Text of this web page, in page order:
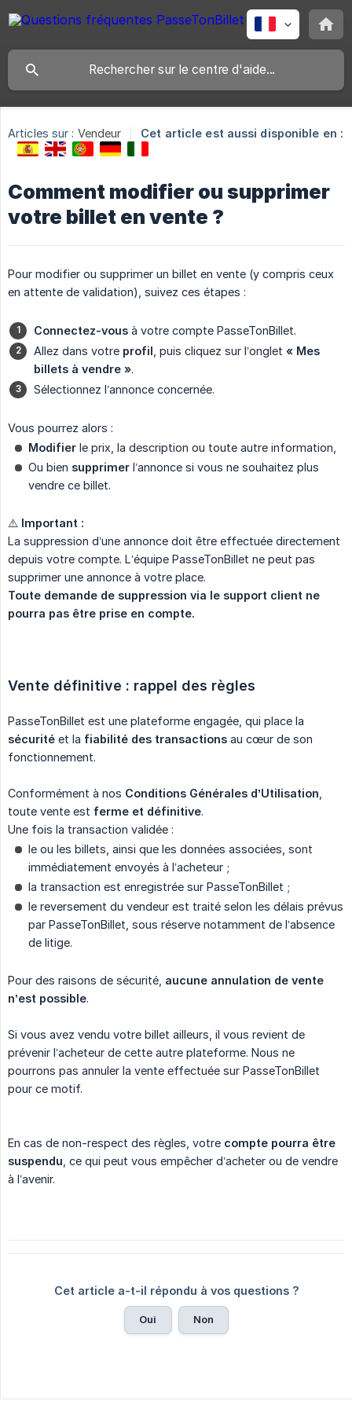
Articles sur : Vendeur Cet article est aussi disponible en :
Comment modifier ou supprimer
votre billet en vente ?
Pour modifier ou supprimer un billet en vente (y compris ceux
en attente de validation), suivez ces étapes :
Connectez-vous à votre compte PasseTonBillet.
Allez dans votre profil , puis cliquez sur l’onglet « Mes
billets à vendre ».
Sélectionnez l’annonce concernée.
Vous pourrez alors :
Modifier le prix, la description ou toute autre information,
Ou bien supprimer l’annonce si vous ne souhaitez plus
vendre ce billet.
⚠️ Important :
La suppression d’une annonce doit être effectuée directement
depuis votre compte. L’équipe PasseTonBillet ne peut pas
supprimer une annonce à votre place.
Toute demande de suppression via le support client ne
pourra pas être prise en compte.
Vente définitive : rappel des règles
PasseTonBillet est une plateforme engagée, qui place la
sécurité et la fiabilité des transactions au cœur de son
fonctionnement.
Conformément à nos Conditions Générales d’Utilisation
toute vente est ferme et définitive.
Une fois la transaction validée :
le ou les billets, ainsi que les données associées, sont
immédiatement envoyés à l’acheteur ;
la transaction est enregistrée sur PasseTonBillet ;
le reversement du vendeur est traité selon les délais prévus
par PasseTonBillet, sous réserve notamment de l’absence
de litige.
Pour des raisons de sécurité, aucune annulation de vente
n’est possible.
Si vous avez vendu votre billet ailleurs, il vous revient de
prévenir l’acheteur de cette autre plateforme. Nous ne
pourrons pas annuler la vente effectuée sur PasseTonBillet
pour ce motif.
En cas de non-respect des règles, votre compte pourra être
suspendu , ce qui peut vous empêcher d’acheter ou de vendre
à l’avenir.
Cet article a-t-il répondu à vos questions ?
Oui Non